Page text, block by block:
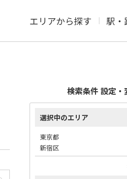
エリアから探す 駅・
検索条件 設定・
選択中のエリア
東京都
新宿区